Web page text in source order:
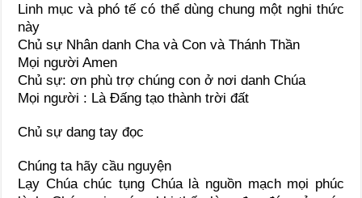
Linh mục và phó tế có thể dùng chung một nghi thức
này
Chủ sự Nhân danh Cha và Con và Thánh Thần
Mọi người Amen
Chủ sự: ơn phù trợ chúng con ở nơi danh Chúa
Mọi người : Là Đấng tạo thành trời đất
Chủ sự dang tay đọc
Chúng ta hãy cầu nguyện
Lạy Chúa chúc tụng Chúa là nguồn mạch mọi phúc